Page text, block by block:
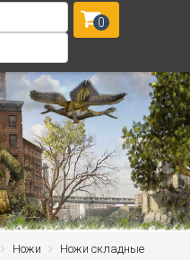
0
Ножи Ножи складные